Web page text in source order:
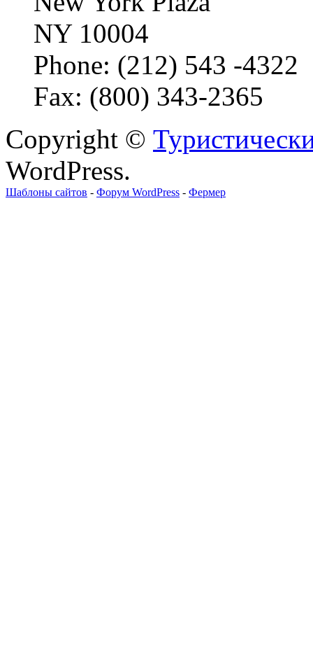
NY 10004
Phone: (212) 543 -4322
Fax: (800) 343-2365
Copyright ©
WordPress.
Шаблоны сайтов - Форум WordPress - Фермер